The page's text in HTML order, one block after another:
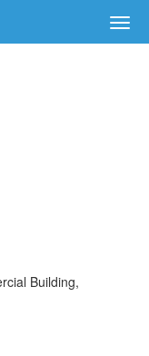
Building,